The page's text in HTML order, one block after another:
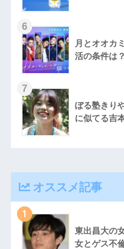
月とオオカ
活の条件は？
ぼる塾きり
に似てる吉
オススメ記事
1
東出昌大の
女とゲス不